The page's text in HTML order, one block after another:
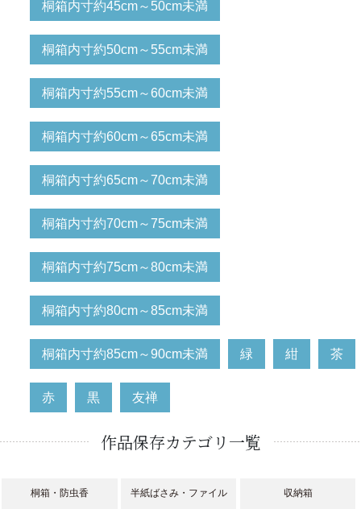
桐箱内寸約45cm～50cm未満
桐箱内寸約50cm～55cm未満
桐箱内寸約55cm～60cm未満
桐箱内寸約60cm～65cm未満
桐箱内寸約65cm～70cm未満
桐箱内寸約70cm～75cm未満
桐箱内寸約75cm～80cm未満
桐箱内寸約80cm～85cm未満
桐箱内寸約85cm～90cm未満 緑 紺 茶
赤 黒 友禅
作品保存カテゴリ一覧
桐箱・防虫香 半紙ばさみ・ファイル 収納箱